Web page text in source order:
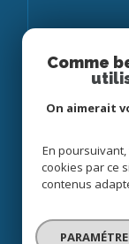
Comme
On aimerait
En
cookies par ce
contenus